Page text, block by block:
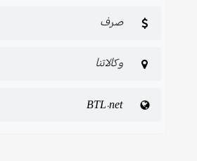
صرف
وكالاتنا
BTL.net